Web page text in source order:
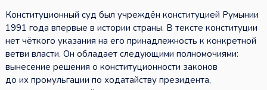
Конституционный суд был учреждён конституцией Румынии
1991 года впервые в истории страны. В тексте конституции
нет чёткого указания на его принадлежность к конкретной
ветви власти. Он обладает следующими полномочиями:
вынесение решения о конституционности законов
до их промульгации по ходатайству президента,